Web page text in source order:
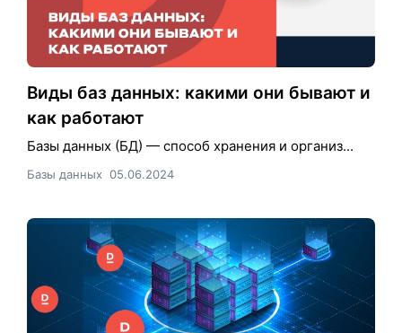
Виды баз данных: какими они бывают и
как работают
Базы данных (БД) — способ хранения и организ...
Базы данных 05.06.2024